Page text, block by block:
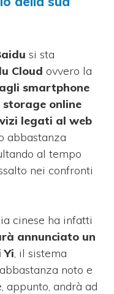
si sta
Cloud ovvero la
smartphone
storage online
legati al web
abbastanza
al tempo
nei confronti
cinese ha infatti
annunciato un
, il sistema
noto e
appunto, andrà ad